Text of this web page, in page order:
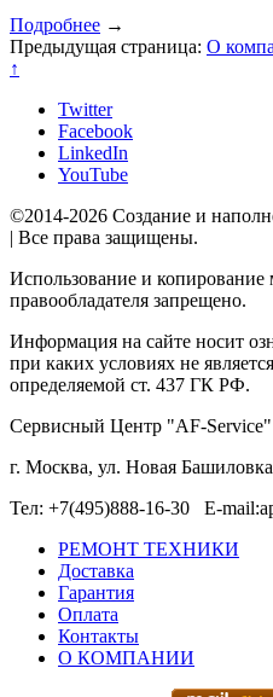
Подробнее →
Предыдущая страница: О
↑
Twitter
Facebook
LinkedIn
YouTube
©2014-2026 Создание и
| Все права защищены.
Использование и копирование
правообладателя запрещено.
Информация на сайте носит
при каких условиях не
определяемой ст. 437 ГК РФ.
Сервисный Центр "AF-Service"
г. Москва, ул. Новая
Тел: +7(495)888-16-30 E-
РЕМОНТ ТЕХНИКИ
Доставка
Гарантия
Оплата
Контакты
О КОМПАНИИ